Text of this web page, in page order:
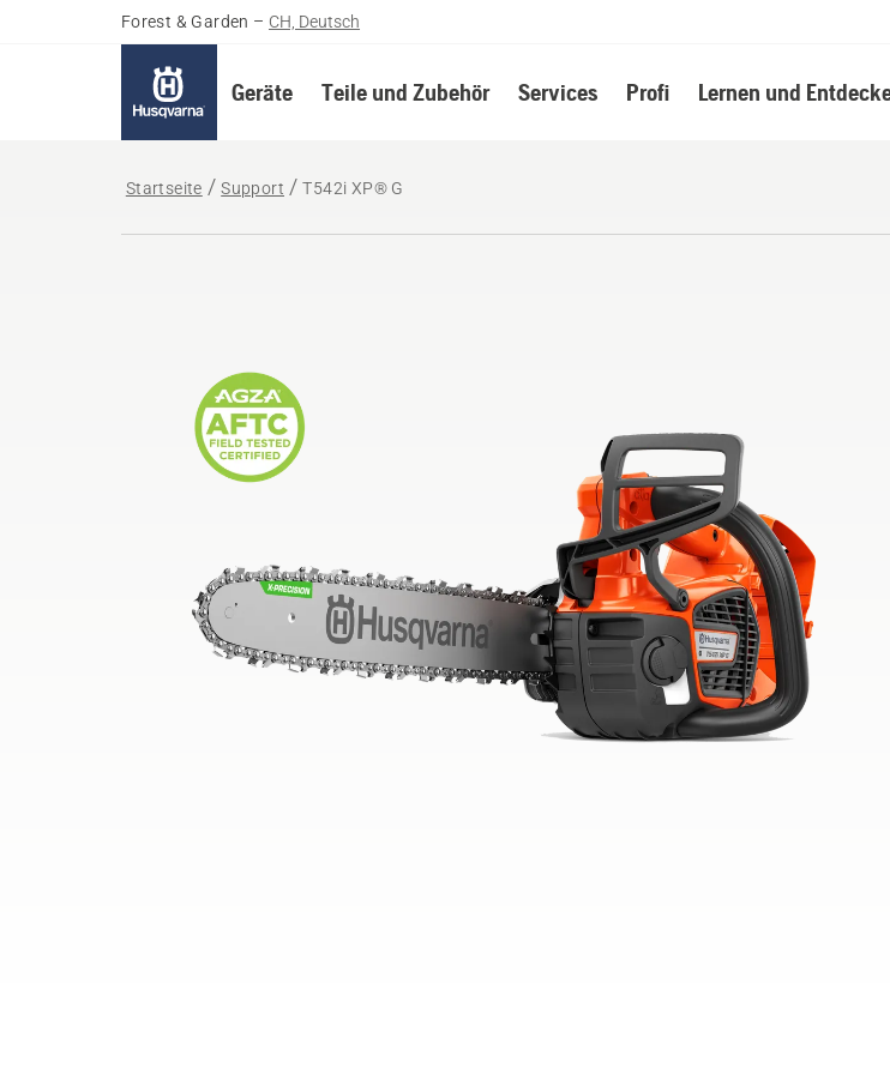
Forest & Garden – CH, Deutsch
Geräte Teile und Zubehör Services Profi Lernen und
Startseite Support T542i XP® G